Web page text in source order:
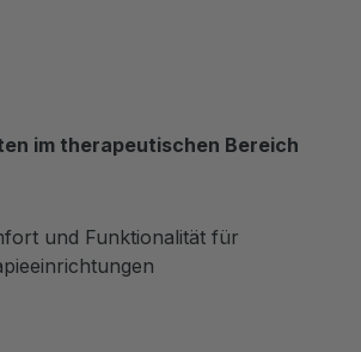
im therapeutischen Bereich
und Funktionalität für